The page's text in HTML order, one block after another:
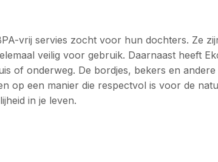
vrij servies zocht voor hun dochters. Ze
veilig voor gebruik. Daarnaast heeft
of onderweg. De bordjes, bekers en
op een manier die respectvol is voor de
in je leven.